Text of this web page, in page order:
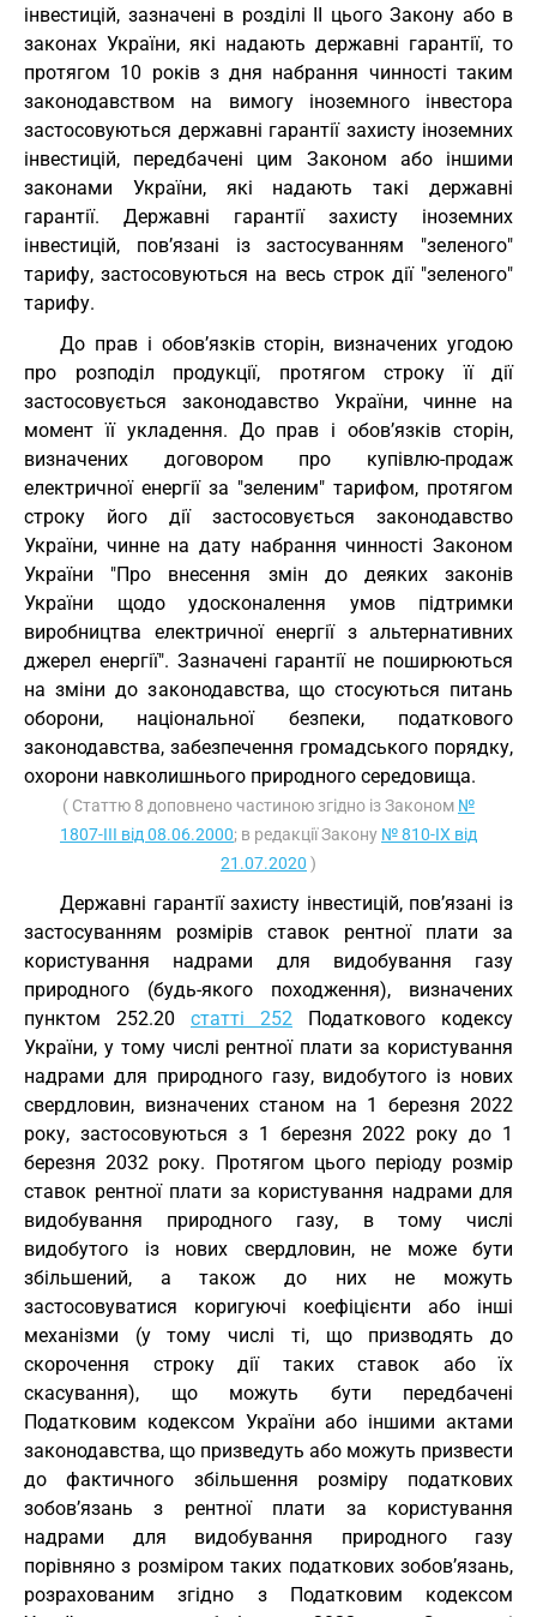
інвестицій, зазначені в розділі II цього Закону або в
законах України, які надають державні гарантії, то
протягом 10 років з дня набрання чинності таким
законодавством на вимогу іноземного інвестора
застосовуються державні гарантії захисту іноземних
інвестицій, передбачені цим Законом або іншими
законами України, які надають такі державні
гарантії. Державні гарантії захисту іноземних
інвестицій, пов’язані із застосуванням "зеленого"
тарифу, застосовуються на весь строк дії "зеленого"
тарифу.
До прав і обов’язків сторін, визначених угодою
про розподіл продукції, протягом строку її дії
застосовується законодавство України, чинне на
момент її укладення. До прав і обов’язків сторін,
визначених договором про купівлю-продаж
електричної енергії за "зеленим" тарифом, протягом
строку його дії застосовується законодавство
України, чинне на дату набрання чинності Законом
України "Про внесення змін до деяких законів
України щодо удосконалення умов підтримки
виробництва електричної енергії з альтернативних
джерел енергії". Зазначені гарантії не поширюються
на зміни до законодавства, що стосуються питань
оборони, національної безпеки, податкового
законодавства, забезпечення громадського порядку,
охорони навколишнього природного середовища.
( Статтю 8 доповнено частиною згідно із Законом №
1807-III від 08.06.2000; в редакції Закону № 810-IX від
21.07.2020 )
Державні гарантії захисту інвестицій, пов’язані із
застосуванням розмірів ставок рентної плати за
користування надрами для видобування газу
природного (будь-якого походження), визначених
пунктом 252.20 статті 252 Податкового кодексу
України, у тому числі рентної плати за користування
надрами для природного газу, видобутого із нових
свердловин, визначених станом на 1 березня 2022
року, застосовуються з 1 березня 2022 року до 1
березня 2032 року. Протягом цього періоду розмір
ставок рентної плати за користування надрами для
видобування природного газу, в тому числі
видобутого із нових свердловин, не може бути
збільшений, а також до них не можуть
застосовуватися коригуючі коефіцієнти або інші
механізми (у тому числі ті, що призводять до
скорочення строку дії таких ставок або їх
скасування), що можуть бути передбачені
Податковим кодексом України або іншими актами
законодавства, що призведуть або можуть призвести
до фактичного збільшення розміру податкових
зобов’язань з рентної плати за користування
надрами для видобування природного газу
порівняно з розміром таких податкових зобов’язань,
розрахованим згідно з Податковим кодексом